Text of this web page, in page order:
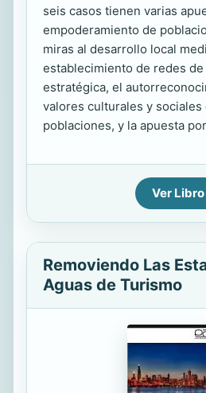
seis casos tienen varias
empoderamiento de
miras al desarrollo local
establecimiento de redes
estratégica, el
valores culturales y sociales
poblaciones, y la apuesta
Ver Libro
Removiendo Las
Aguas de Turismo